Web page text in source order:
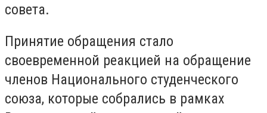
совета.
Принятие обращения стало
своевременной реакцией на обращение
членов Национального студенческого
союза, которые собрались в рамках